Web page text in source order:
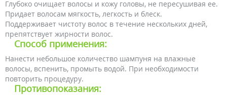
Глубоко очищает волосы и кожу головы, не пересушивая ее.
Придает волосам мягкость, легкость и блеск.
Поддерживает чистоту волос в течение нескольких дней,
препятствует жирности волос.
Способ применения:
Нанести небольшое количество шампуня на влажные
волосы, вспенить, промыть водой. При необходимости
повторить процедуру.
Противопоказания: